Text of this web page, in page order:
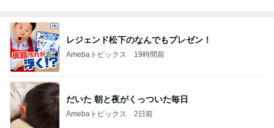
レジェンド松下のなんでもプレゼン！
Amebaトピックス 19時間前
だいた 朝と夜がくっついた毎日
Amebaトピックス 2日前